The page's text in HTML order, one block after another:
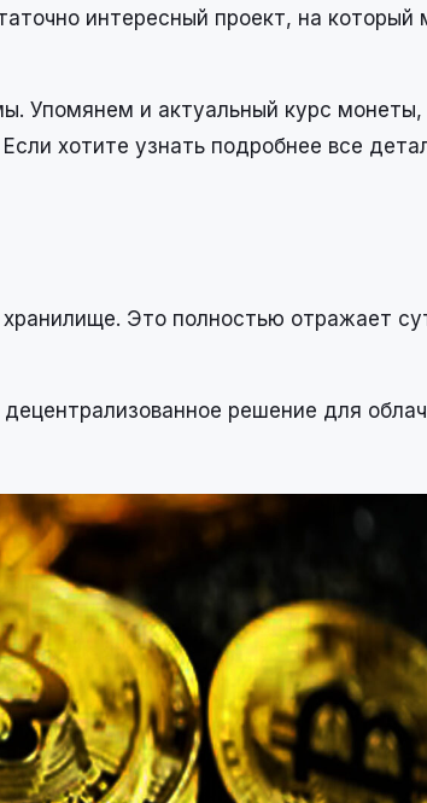
интересный проект, на который
Упомянем и актуальный курс
хотите узнать подробнее все
хранилище. Это полностью отражает
решение для